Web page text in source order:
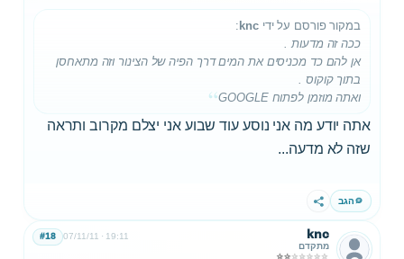
במקור פורסם על ידיknc
:
ככה זה מדעות .
אן להם כד מכניסים את המים דרך הפיה של הצינור וזה מתאחסן
בתוך קוקוס .
ואתה מוזמן לפתוח GOOGLE
אתה יודע מה אני נוסע עוד שבוע אני יצלם מקרוב ותראה
שזה לא מדעה...
הגב שתף
knc
מתקדם
07/11/11 19:11
#18